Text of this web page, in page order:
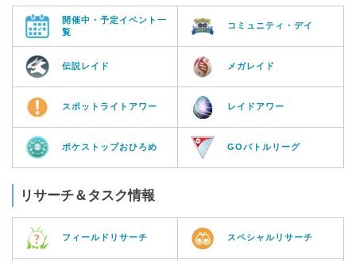
開催中・予定イベント一
覧
コミュニティ・デイ
伝説レイド メガレイド
スポットライトアワー レイドアワー
ポケストップおひろめ GOバトルリーグ
リサーチ＆タスク情報
フィールドリサーチ スペシャルリサーチ